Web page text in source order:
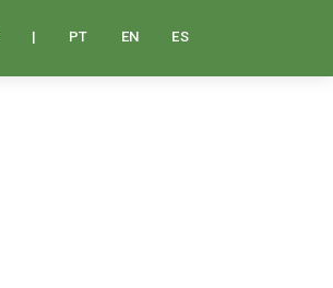
| PT EN ES